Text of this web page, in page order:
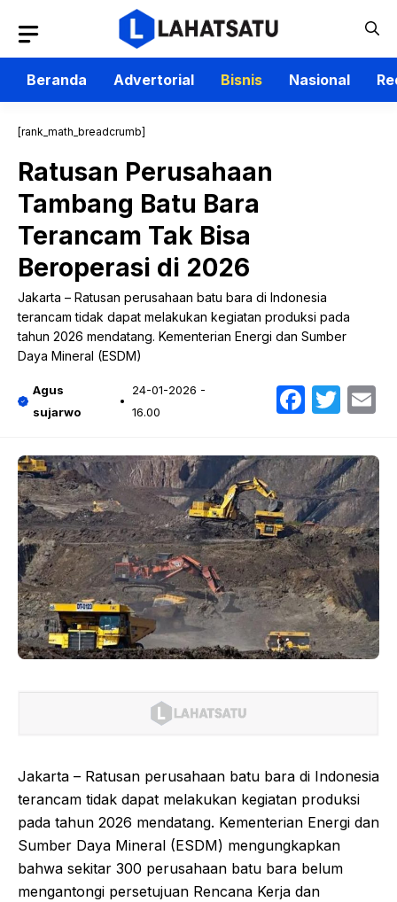
isi
Beranda
Advertorial Bisnis Nasional
[rank_math_breadcrumb]
Ratusan Perusahaan
Tambang Batu Bara
Terancam Tak Bisa
Beroperasi di 2026
Jakarta – Ratusan perusahaan batu bara di Indonesia
terancam tidak dapat melakukan kegiatan produksi pada
tahun 2026 mendatang. Kementerian Energi dan Sumber
Daya Mineral (ESDM)
Agus
sujarwo
24-01-2026 -
16.00
Jakarta – Ratusan perusahaan batu bara di Indonesia
terancam tidak dapat melakukan kegiatan produksi
pada tahun 2026 mendatang. Kementerian Energi dan
Sumber Daya Mineral (ESDM) mengungkapkan
bahwa sekitar 300 perusahaan batu bara belum
mengantongi persetujuan Rencana Kerja dan